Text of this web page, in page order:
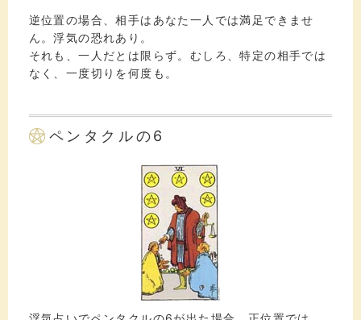
逆位置の場合、相手はあなた一人では満足できませ
ん。浮気の恐れあり。
それも、一人だとは限らず。むしろ、特定の相手では
なく、一度切りを何度も。
ペンタクルの6